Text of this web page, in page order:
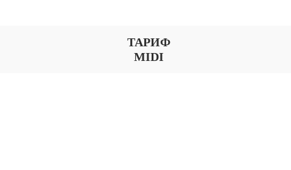
ТАРИФ
MIDI